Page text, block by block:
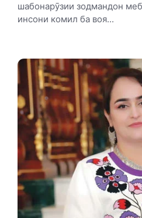
шабонарӯзии зодмандон
инсони комил ба воя...